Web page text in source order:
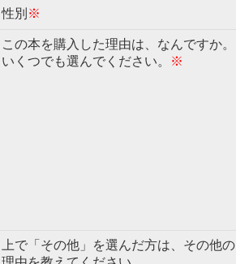
性別 ※
この本を購入した理由は、なんですか。
いくつでも選んでください。
※
上で「その他」を選んだ方は、その他の